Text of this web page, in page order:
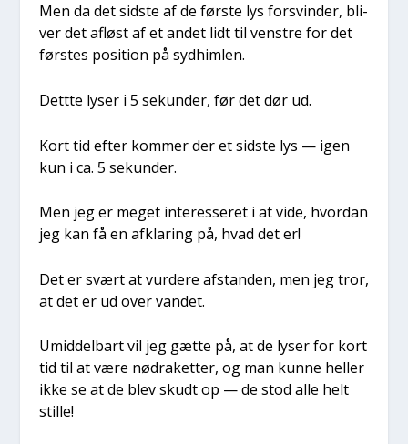
Men da det sid­ste af de før­ste lys for­svin­der, bli­
ver det afløst af et andet lidt til ven­stre for det
før­stes posi­tion på syd­him­len.
Dett­te lyser i 5 sekun­der, før det dør ud.
Kort tid efter kom­mer der et sid­ste lys — igen
kun i ca. 5 sekun­der.
Men jeg er meget inter­es­se­ret i at vide, hvor­dan
jeg kan få en afkla­ring på, hvad det er!
Det er svært at vur­de­re afstan­den, men jeg tror,
at det er ud over van­det.
Umid­del­bart vil jeg gæt­te på, at de lyser for kort
tid til at være nødra­ket­ter, og man kun­ne hel­ler
ikke se at de blev skudt op — de stod alle helt
stil­le!